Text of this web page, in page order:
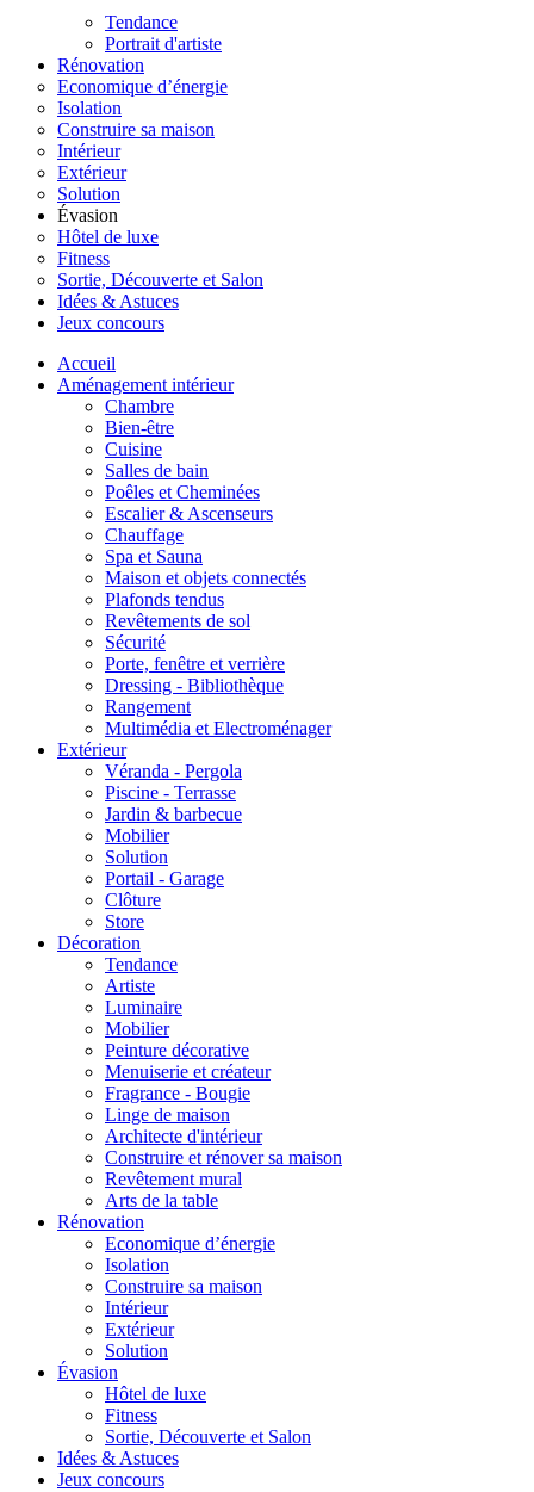
Tendance
Portrait d'artiste
Rénovation
Economique d’énergie
Isolation
Construire sa maison
Intérieur
Extérieur
Solution
Évasion
Hôtel de luxe
Fitness
Sortie, Découverte et Salon
Idées & Astuces
Jeux concours
Accueil
Aménagement intérieur
Chambre
Bien-être
Cuisine
Salles de bain
Poêles et Cheminées
Escalier & Ascenseurs
Chauffage
Spa et Sauna
Maison et objets connectés
Plafonds tendus
Revêtements de sol
Sécurité
Porte, fenêtre et verrière
Dressing - Bibliothèque
Rangement
Multimédia et Electroménager
Extérieur
Véranda - Pergola
Piscine - Terrasse
Jardin & barbecue
Mobilier
Solution
Portail - Garage
Clôture
Store
Décoration
Tendance
Artiste
Luminaire
Mobilier
Peinture décorative
Menuiserie et créateur
Fragrance - Bougie
Linge de maison
Architecte d'intérieur
Construire et rénover sa maison
Revêtement mural
Arts de la table
Rénovation
Economique d’énergie
Isolation
Construire sa maison
Intérieur
Extérieur
Solution
Évasion
Hôtel de luxe
Fitness
Sortie, Découverte et Salon
Idées & Astuces
Jeux concours